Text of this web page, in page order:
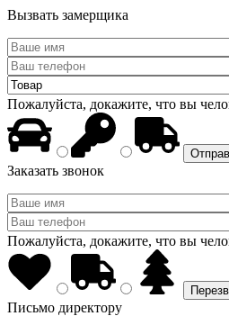
Вызвать замерщика
Пожалуйста, докажите, что вы
Заказать звонок
Пожалуйста, докажите, что вы
Письмо директору